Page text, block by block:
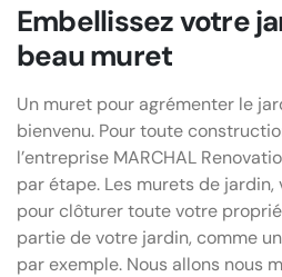
Embellissez votre
beau muret
Un muret pour agrémenter le
bienvenu. Pour toute
l’entreprise MARCHAL
par étape. Les murets de
pour clôturer toute votre
partie de votre jardin, comme
par exemple. Nous allons nous